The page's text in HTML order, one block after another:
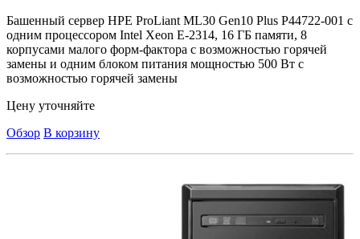
Башенный сервер HPE ProLiant ML30 Gen10 Plus P44722-001 с
одним процессором Intel Xeon E-2314, 16 ГБ памяти, 8
корпусами малого форм-фактора с возможностью горячей
замены и одним блоком питания мощностью 500 Вт с
возможностью горячей замены
Цену уточняйте
Обзор В корзину